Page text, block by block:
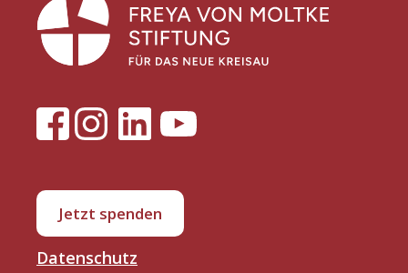
Jetzt spenden
Datenschutz